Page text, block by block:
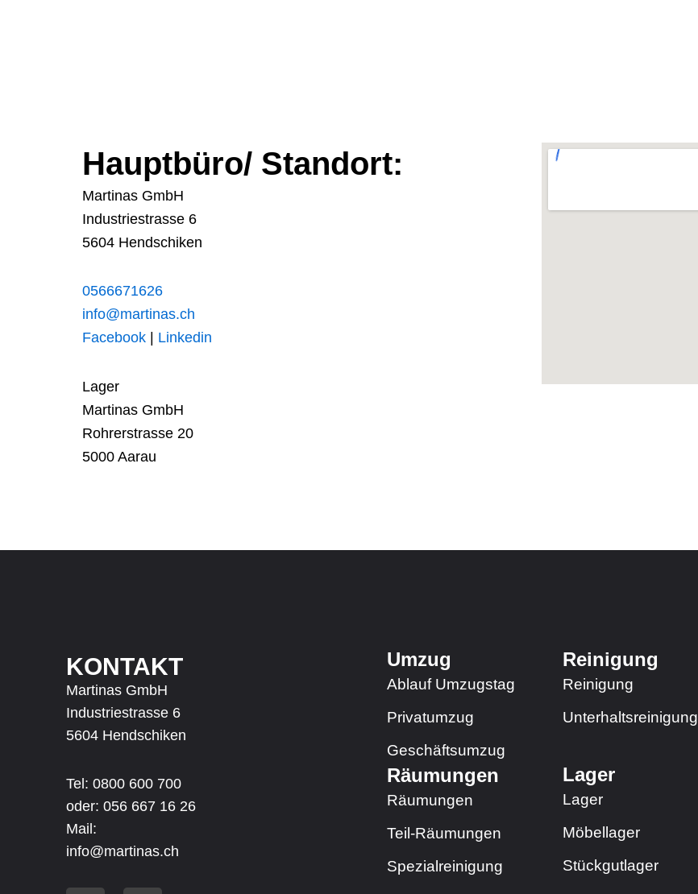
Hauptbüro/ Standort:
Martinas GmbH
Industriestrasse 6
5604 Hendschiken
0566671626
info@martinas.ch
Facebook
Linkedin
Lager
Martinas GmbH
Rohrerstrasse 20
5000 Aarau
KONTAKT
Martinas GmbH
Industriestrasse 6
5604 Hendschiken
Tel: 0800 600 700
oder: 056 667 16 26
Mail:
info@martinas.ch
Umzug
Ablauf Umzugstag
Privatumzug
Geschäftsumzug​
Räumungen​
Räumungen​
Teil-Räumungen
Spezialreinigung
Reinigung
Reinigung
Unterhaltsreinigung
Lager
Lager
Möbellager
Stückgutlager